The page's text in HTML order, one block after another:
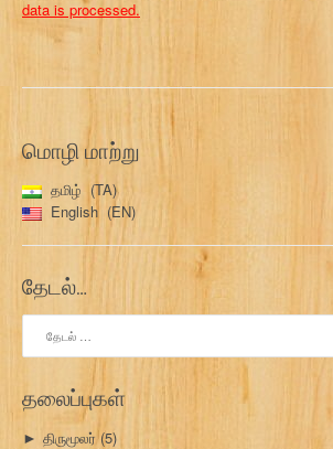
data is processed.
மொழி மாற்று
தமிழ்
TA
English
EN
தேடல்…
தேடு:
தலைப்புகள்
► திருமூலர்(5)